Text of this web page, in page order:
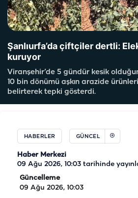
Şanlıurfa’da çiftçiler dertli:
kuruyor
Viranşehir’de 5 gündür kesik
10 bin dönümü aşkın arazide
belirterek tepki gösterdi.
HABERLER GÜNCEL
Haber Merkezi
09 Ağu 2026, 10:03 tarihinde
Güncelleme
09 Ağu 2026, 10:03